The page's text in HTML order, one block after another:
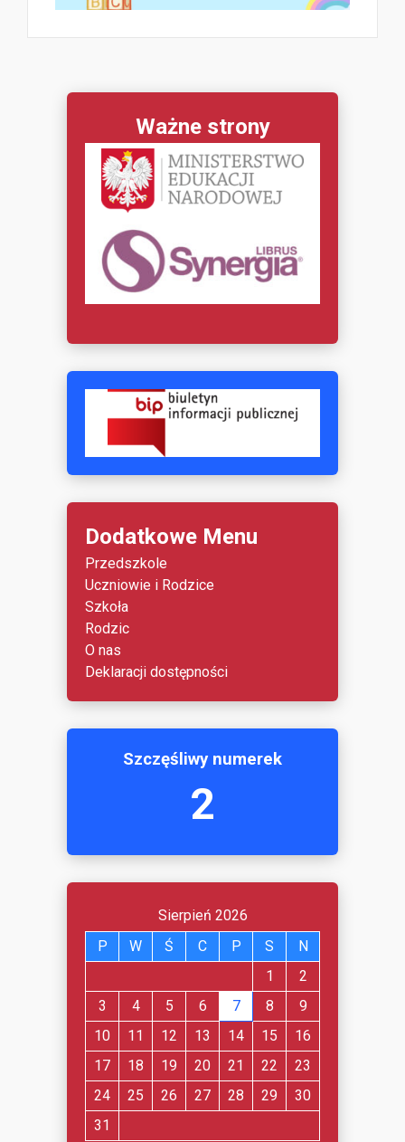
Ważne strony
Dodatkowe Menu
Przedszkole
Uczniowie i Rodzice
Szkoła
Rodzic
O nas
Deklaracji dostępności
Szczęśliwy numerek
2
Sierpień 2026
P
W Ś C P S
N
1
2
3
4 5 6 7 8
9
10
11 12 13 14 15
16
17
18 19 20 21 22
23
24
25 26 27 28 29
30
31